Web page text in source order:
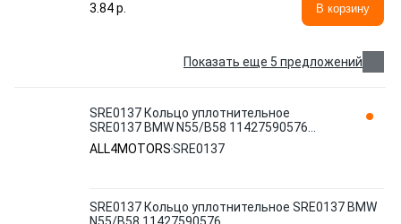
3.84 p.
В корзину
Показать еще 5 предложений
SRE0137 Кольцо уплотнительное
SRE0137 BMW N55/B58 11427590576
ALL4MOTORS
ALL4MOTORSSRE0137
SRE0137 Кольцо уплотнительное SRE0137 BMW